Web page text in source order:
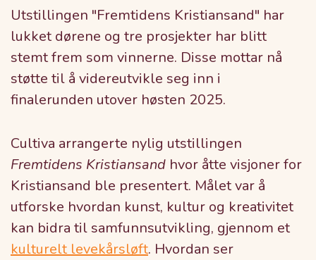
Utstillingen "Fremtidens Kristiansand" har
lukket dørene og tre prosjekter har blitt
stemt frem som vinnerne. Disse mottar nå
støtte til å videreutvikle seg inn i
finalerunden utover høsten 2025.
Cultiva arrangerte nylig utstillingen
Fremtidens Kristiansand hvor åtte visjoner for
Kristiansand ble presentert. Målet var å
utforske hvordan kunst, kultur og kreativitet
kan bidra til samfunnsutvikling, gjennom et
kulturelt levekårsløft. Hvordan ser